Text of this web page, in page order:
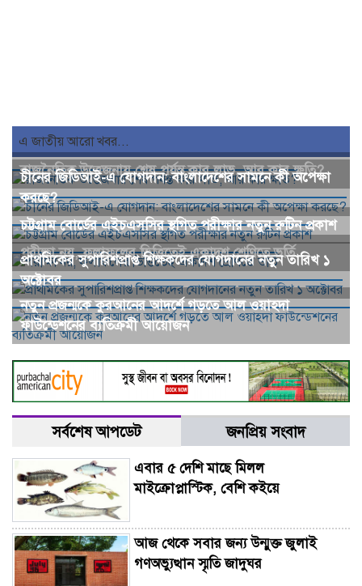
এ জাতীয় আরো খবর...
রাজনৈতিক উত্তেজনায় শেষ পর্যন্ত কার লাভ, আর কার ক্ষতি?
চীনের জিডিআই-এ যোগদান: বাংলাদেশের সামনে কী অপেক্ষা
করছে?
চট্টগ্রাম বোর্ডের এইচএসসির স্থগিত পরীক্ষার নতুন রুটিন প্রকাশ
পরীক্ষা নয়, ফলাফলের ভিত্তিতেই একাদশ শ্রেণিতে ভর্তি
প্রাথমিকের সুপারিশপ্রাপ্ত শিক্ষকদের যোগদানের নতুন তারিখ ১
অক্টোবর
নতুন প্রজন্মকে কুরআনের আদর্শে গড়তে আল ওয়াহদা
ফাউন্ডেশনের ব্যতিক্রমী আয়োজন
সর্বশেষ আপডেট জনপ্রিয় সংবাদ
এবার ৫ দেশি মাছে মিলল
মাইক্রোপ্লাস্টিক, বেশি কইয়ে
আজ থেকে সবার জন্য উন্মুক্ত জুলাই
গণঅভ্যুত্থান স্মৃতি জাদুঘর